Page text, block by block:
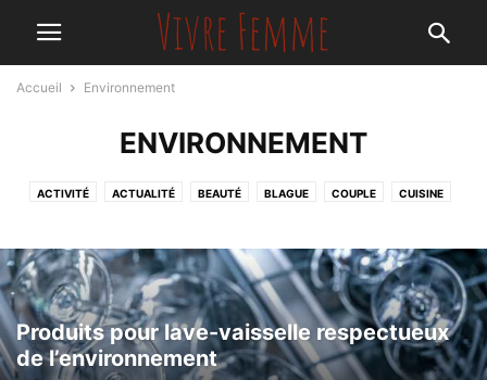
Accueil Environnement
ENVIRONNEMENT
ACTIVITÉ ACTUALITÉ BEAUTÉ BLAGUE COUPLE CUISINE
MAMAN MODE NON CLASSÉ NUTRITION PSYCHO SANTÉ
STARS
Produits pour lave-vaisselle respectueux
de l’environnement